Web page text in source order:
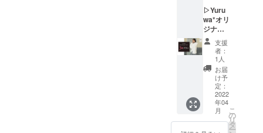
半〜4月
上旬を
予定し
ており
ます。
※税込価
格で
す。 ※
送料は
無料で
す。 ※
一般販
売価格
は2着で
税込
17,600
円を予
定して
▷Yuru
wa*オリ
ジナル
パー
カー 3
着プラ
ン ■内
容 ・
Yuruwa
*オリジ
ナル
パー
カー 3
支援
者：
1人
お届
け予
定：
2022
年04
月
こ
の
リ
タ
ー